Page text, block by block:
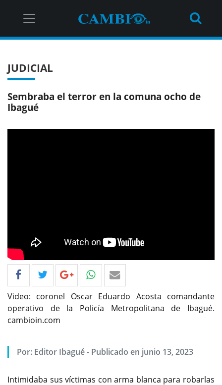
JUDICIAL
Sembraba el terror en la comuna ocho de
Ibagué
Video: coronel Oscar Eduardo Acosta comandante
operativo de la Policía Metropolitana de Ibagué.
cambioin.com
Por: Editor Ibagué - Publicado en junio 13, 2023
Intimidaba sus víctimas con arma blanca para robarlas